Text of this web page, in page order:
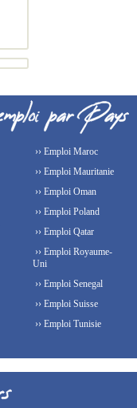
›› Emploi Maroc
›› Emploi Mauritanie
›› Emploi Oman
›› Emploi Poland
›› Emploi Qatar
›› Emploi Royaume-
Uni
›› Emploi Senegal
›› Emploi Suisse
›› Emploi Tunisie